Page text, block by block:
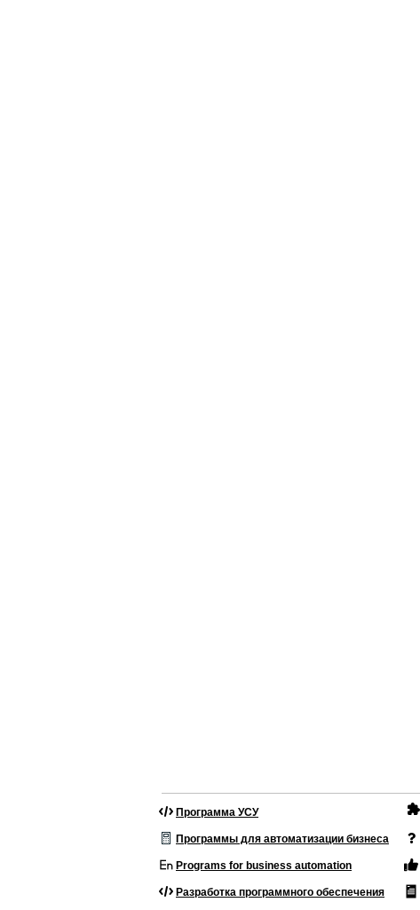
Программа УСУ
Программы для автоматизации бизнеса
Programs for business automation
Разработка программного обеспечения